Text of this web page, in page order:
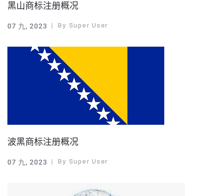
黑山商标注册概况
07 九, 2023 By Super User
波黑商标注册概况
07 九, 2023 By Super User